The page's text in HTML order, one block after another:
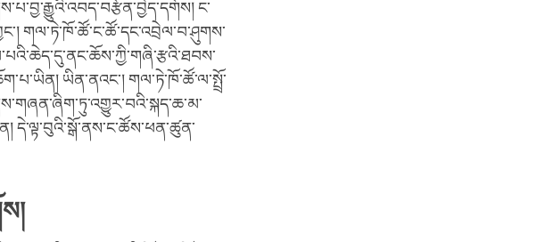
ང་
གལ་ཏེ་ཁོ་ཚོ་ང་ཚོ་དང་འབྲེལ་བ་ཤུགས་
ཡིན་ནའང་། གལ་ཏེ་ཁོ་ཚོ་ལ་སྤྲོ་
དེ་ལྟ་བུའི་སྒོ་ནས་ང་ཚོས་ཕན་ཚུན་